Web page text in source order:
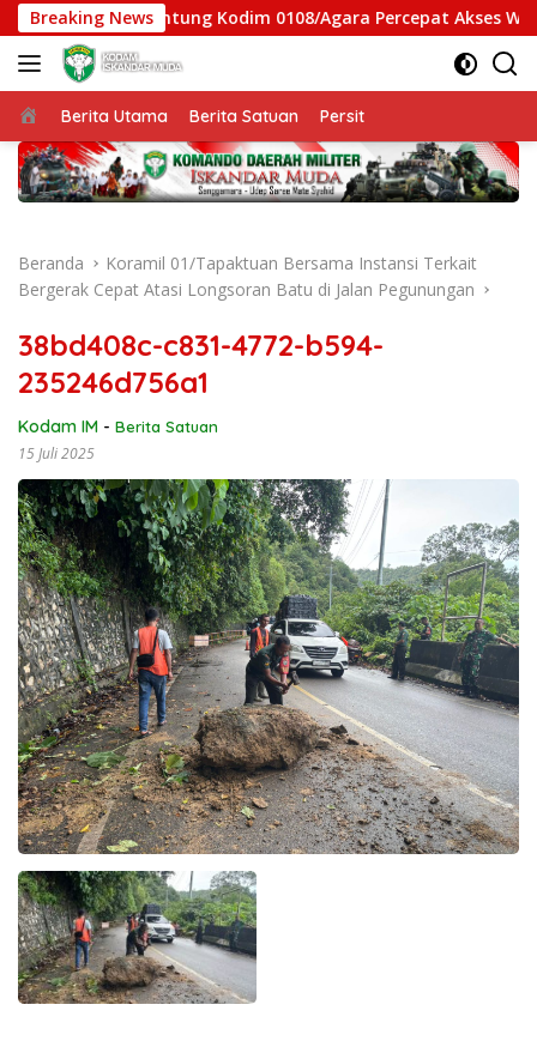
Langsung
ke
konten
Breaking News
Gantung Kodim 0108/Agara Percepat Akses Warga
Beranda
Berita Utama Berita Satuan Persit
Beranda
Koramil 01/Tapaktuan Bersama Instansi Terkait
Bergerak Cepat Atasi Longsoran Batu di Jalan Pegunungan
38bd408c-c831-4772-b594-
235246d756a1
Kodam IM - Berita Satuan
15 Juli 2025